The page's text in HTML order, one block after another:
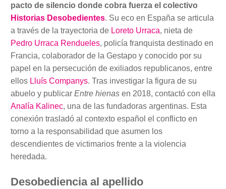
pacto de silencio donde cobra fuerza el colectivo
Historias Desobedientes. Su eco en España se articula
a través de la trayectoria de Loreto Urraca, nieta de
Pedro Urraca Rendueles, policía franquista destinado en
Francia, colaborador de la Gestapo y conocido por su
papel en la persecución de exiliados republicanos, entre
ellos Lluís Companys. Tras investigar la figura de su
abuelo y publicar Entre hienas en 2018, contactó con ella
Analía Kalinec, una de las fundadoras argentinas. Esta
conexión trasladó al contexto español el conflicto en
torno a la responsabilidad que asumen los
descendientes de victimarios frente a la violencia
heredada.
Desobediencia al apellido